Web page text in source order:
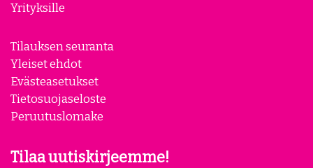
Yrityksille
Tilauksen seuranta
Yleiset ehdot
Evästeasetukset
Tietosuojaseloste
Peruutuslomake
Tilaa uutiskirjeemme!